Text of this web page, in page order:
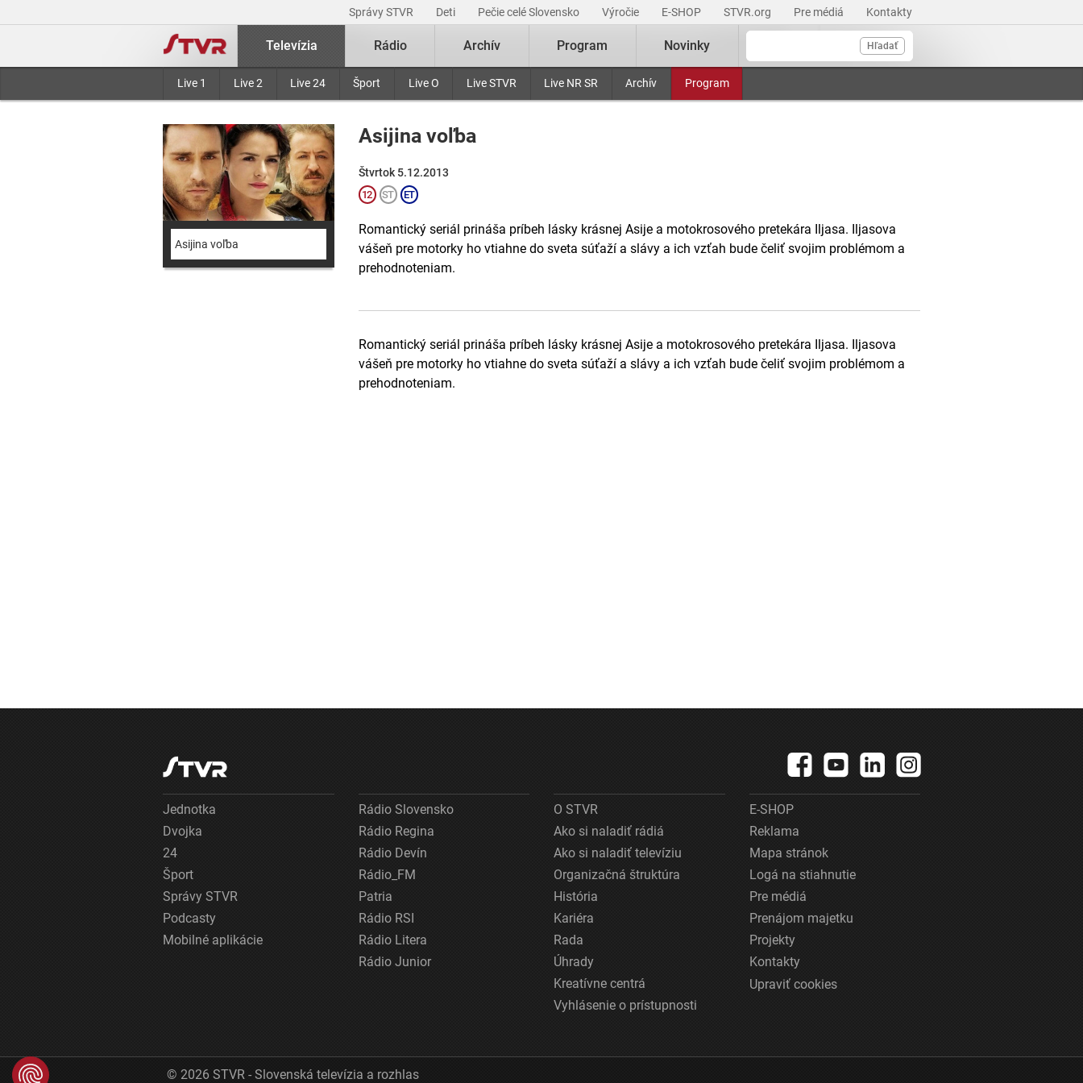
Správy STVR Deti Pečie celé Slovensko Výročie E-SHOP STVR.org Pre médiá Kontakty
Hľadať
Televízia
Live 1 Live 2 Live 24 Šport Live O Live STVR Live NR SR Archív Program
Rádio Archív Program Novinky
Asijina voľba
Asijina voľba
Štvrtok 5.12.2013
Romantický seriál prináša príbeh lásky krásnej Asije a motokrosového pretekára Iljasa. Iljasova
vášeň pre motorky ho vtiahne do sveta súťaží a slávy a ich vzťah bude čeliť svojim problémom a
prehodnoteniam.
Romantický seriál prináša príbeh lásky krásnej Asije a motokrosového pretekára Iljasa. Iljasova
vášeň pre motorky ho vtiahne do sveta súťaží a slávy a ich vzťah bude čeliť svojim problémom a
prehodnoteniam.
Jednotka
Dvojka
24
Šport
Správy STVR
Podcasty
Mobilné aplikácie
Rádio Slovensko
Rádio Regina
Rádio Devín
Rádio_FM
Patria
Rádio RSI
Rádio Litera
Rádio Junior
O STVR
Ako si naladiť rádiá
Ako si naladiť televíziu
Organizačná štruktúra
História
Kariéra
Rada
Úhrady
Kreatívne centrá
Vyhlásenie o prístupnosti
E-SHOP
Reklama
Mapa stránok
Logá na stiahnutie
Pre médiá
Prenájom majetku
Projekty
Kontakty
Upraviť cookies
© 2026 STVR - Slovenská televízia a rozhlas